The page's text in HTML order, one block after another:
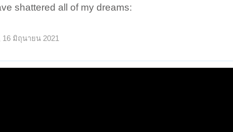
shattered all of my dreams:
16 มิถุนายน 2021